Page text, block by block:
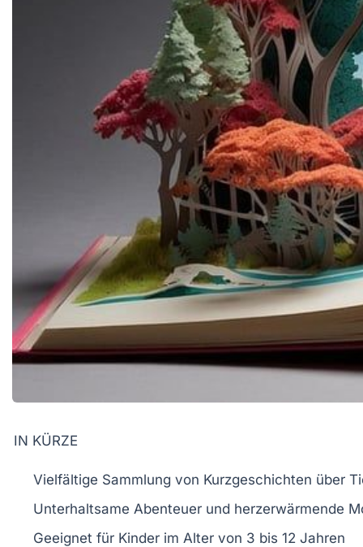
IN KÜRZE
Vielfältige Sammlung von Kurzgeschichten über
Unterhaltsame Abenteuer und herzerwärmende
Geeignet für Kinder im Alter von 3 bis 12 Jahren